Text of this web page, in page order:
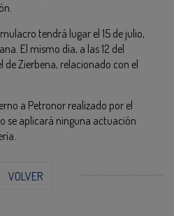
tendrá lugar el 15 de julio,
El mismo día, a las 12 del
de Zierbena, relacionado con el
a Petronor realizado por el
se aplicará ninguna actuación
VOLVER